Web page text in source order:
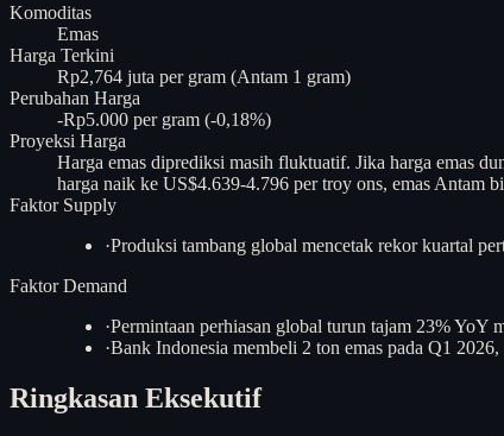
Komoditas
Emas
Harga Terkini
Rp2,764 juta per gram (Antam 1 gram)
Perubahan Harga
-Rp5.000 per gram (-0,18%)
Proyeksi Harga
Harga emas diprediksi masih fluktuatif. Jika harga emas
harga naik ke US$4.639-4.796 per troy ons, emas Antam
Faktor Supply
·Produksi tambang global mencetak rekor kuartal
Faktor Demand
·Permintaan perhiasan global turun tajam 23% YoY
·Bank Indonesia membeli 2 ton emas pada Q1
Ringkasan Eksekutif